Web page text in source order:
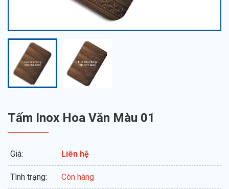
Tấm Inox Hoa Văn Màu 01
Giá: Liên hệ
Tình trạng: Còn hàng